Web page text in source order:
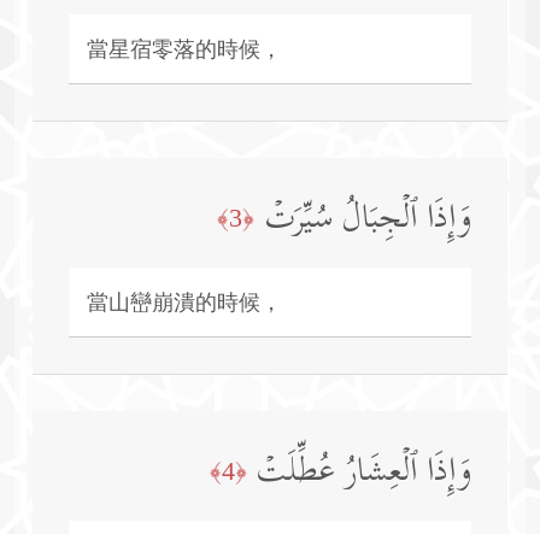
當星宿零落的時候，
وَإِذَا ٱلۡجِبَالُ سُیِّرَتۡ ﴿3﴾
當山巒崩潰的時候，
وَإِذَا ٱلۡعِشَارُ عُطِّلَتۡ ﴿4﴾